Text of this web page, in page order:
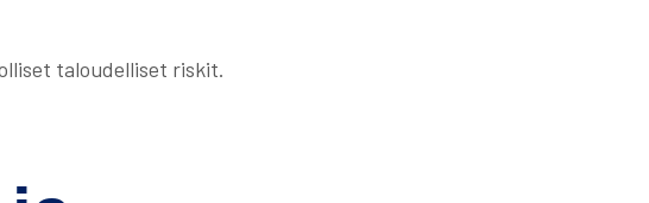
taloudelliset riskit.